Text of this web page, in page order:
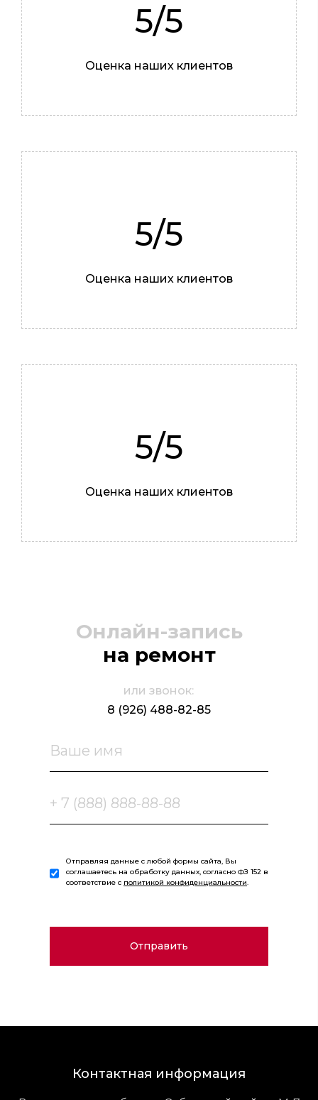
5/5
Оценка наших клиентов
5/5
Оценка наших клиентов
5/5
Оценка наших клиентов
Онлайн-запись
на ремонт
или звонок:
8 (926) 488-82-85
Отправляя данные с любой формы сайта, Вы
соглашаетесь на обработку данных, согласно ФЗ 152 в
соответствие с политикой конфиденциальности.
Контактная информация